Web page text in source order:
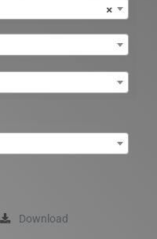
×
Download